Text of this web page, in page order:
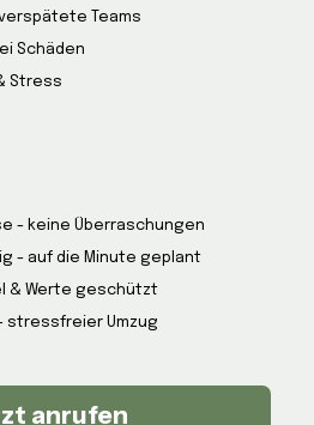
Teams
Schäden
Stress
- keine Überraschungen
- auf die Minute geplant
& Werte geschützt
stressfreier Umzug
anrufen